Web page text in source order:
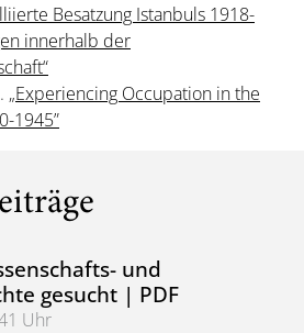
Besatzung Istanbuls 1918-
innerhalb der
„Experiencing Occupation in the
1945”
und
gesucht | PDF
Uhr